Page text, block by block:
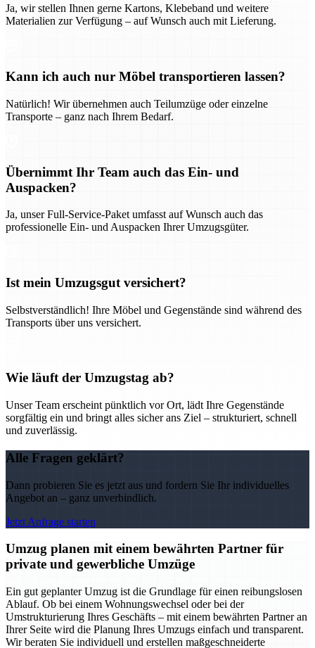
Ja, wir stellen Ihnen gerne Kartons, Klebeband und weitere
Materialien zur Verfügung – auf Wunsch auch mit Lieferung.
Kann ich auch nur Möbel transportieren lassen?
Natürlich! Wir übernehmen auch Teilumzüge oder einzelne
Transporte – ganz nach Ihrem Bedarf.
Übernimmt Ihr Team auch das Ein- und
Auspacken?
Ja, unser Full-Service-Paket umfasst auf Wunsch auch das
professionelle Ein- und Auspacken Ihrer Umzugsgüter.
Ist mein Umzugsgut versichert?
Selbstverständlich! Ihre Möbel und Gegenstände sind während des
Transports über uns versichert.
Wie läuft der Umzugstag ab?
Unser Team erscheint pünktlich vor Ort, lädt Ihre Gegenstände
sorgfältig ein und bringt alles sicher ans Ziel – strukturiert, schnell
und zuverlässig.
Alle Fragen geklärt?
Dann probieren Sie es jetzt aus und fordern Sie Ihr individuelles
Angebot an – ganz unverbindlich.
Jetzt Anfrage starten
Umzug planen mit einem bewährten Partner für
private und gewerbliche Umzüge
Ein gut geplanter Umzug ist die Grundlage für einen reibungslosen
Ablauf. Ob bei einem Wohnungswechsel oder bei der
Umstrukturierung Ihres Geschäfts – mit einem bewährten Partner an
Ihrer Seite wird die Planung Ihres Umzugs einfach und transparent.
Wir beraten Sie individuell und erstellen maßgeschneiderte